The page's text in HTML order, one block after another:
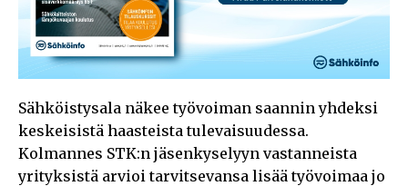
Sähköistysala näkee työvoiman saannin yhdeksi
keskeisistä haasteista tulevaisuudessa.
Kolmannes STK:n jäsenkyselyyn vastanneista
yrityksistä arvioi tarvitsevansa lisää työvoimaa jo